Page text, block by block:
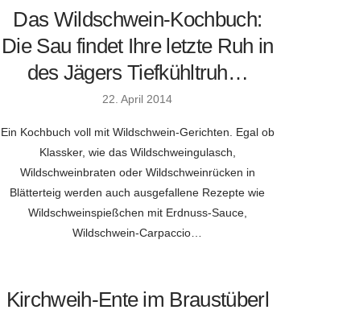
Das Wildschwein-Kochbuch:
Die Sau findet Ihre letzte Ruh in
des Jägers Tiefkühltruh…
22. April 2014
Ein Kochbuch voll mit Wildschwein-Gerichten. Egal ob
Klassker, wie das Wildschweingulasch,
Wildschweinbraten oder Wildschweinrücken in
Blätterteig werden auch ausgefallene Rezepte wie
Wildschweinspießchen mit Erdnuss-Sauce,
Wildschwein-Carpaccio…
Kirchweih-Ente im Braustüberl